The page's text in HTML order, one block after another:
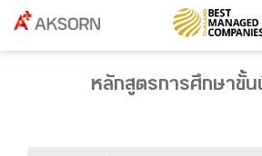
หลักสูตรการศึกษาขั้